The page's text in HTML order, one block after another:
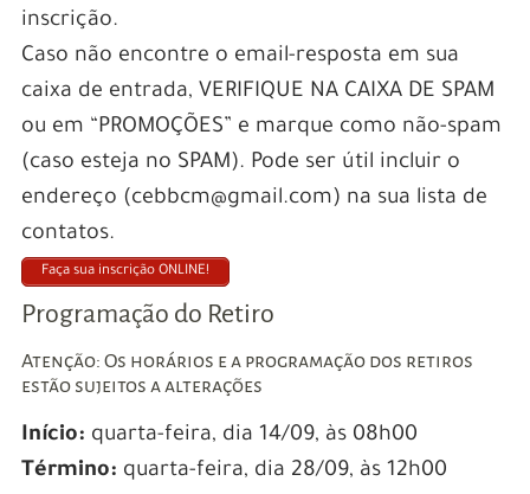
inscrição.
Caso não encontre o email-resposta em sua
caixa de entrada, VERIFIQUE NA CAIXA DE SPAM
ou em “PROMOÇÕES” e marque como não-spam
(caso esteja no SPAM). Pode ser útil incluir o
endereço (cebbcm@gmail.com) na sua lista de
contatos.
Faça sua inscrição ONLINE!
Programação do Retiro
Atenção: Os horários e a programação dos retiros
estão sujeitos a alterações
Início: quarta-feira, dia 14/09, às 08h00
Término: quarta-feira, dia 28/09, às 12h00